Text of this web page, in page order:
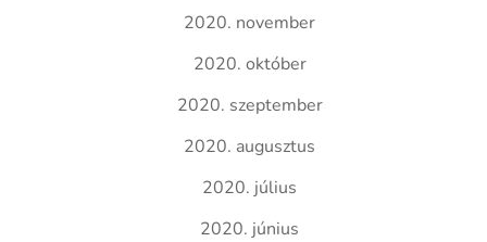
2020. november
2020. október
2020. szeptember
2020. augusztus
2020. július
2020. június